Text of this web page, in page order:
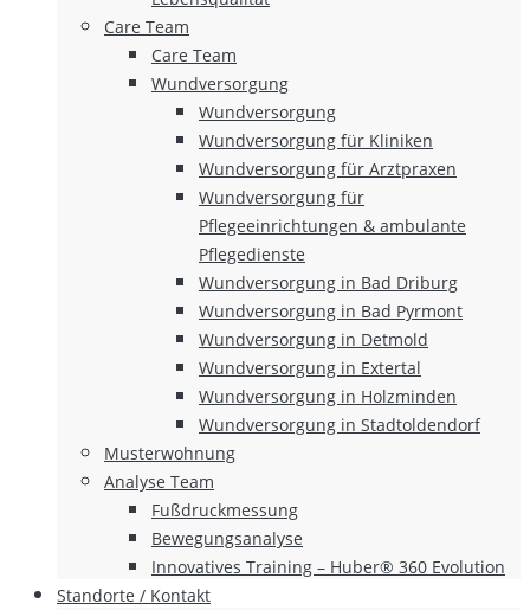
Care Team
Care Team
Wundversorgung
Wundversorgung
Wundversorgung für Kliniken
Wundversorgung für Arztpraxen
Wundversorgung für
Pflegeeinrichtungen & ambulante
Pflegedienste
Wundversorgung in Bad Driburg
Wundversorgung in Bad Pyrmont
Wundversorgung in Detmold
Wundversorgung in Extertal
Wundversorgung in Holzminden
Wundversorgung in Stadtoldendorf
Musterwohnung
Analyse Team
Fußdruckmessung
Bewegungsanalyse
Innovatives Training – Huber® 360 Evolution
Standorte / Kontakt